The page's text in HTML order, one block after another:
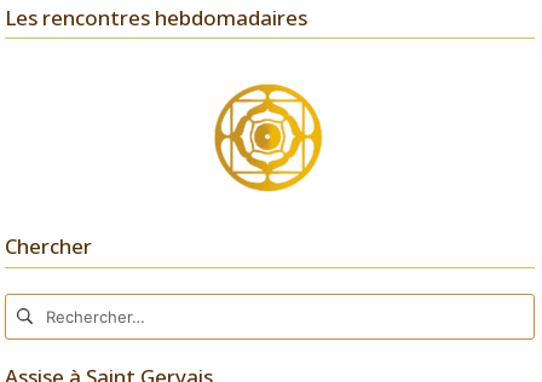
publications
Les rencontres hebdomadaires
Chercher
Rechercher :